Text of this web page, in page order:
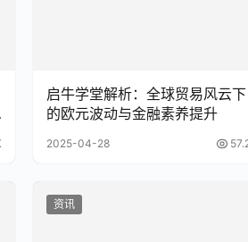
启牛学堂解析：全球贸易风云下
的欧元波动与金融素养提升
2025-04-28
资讯